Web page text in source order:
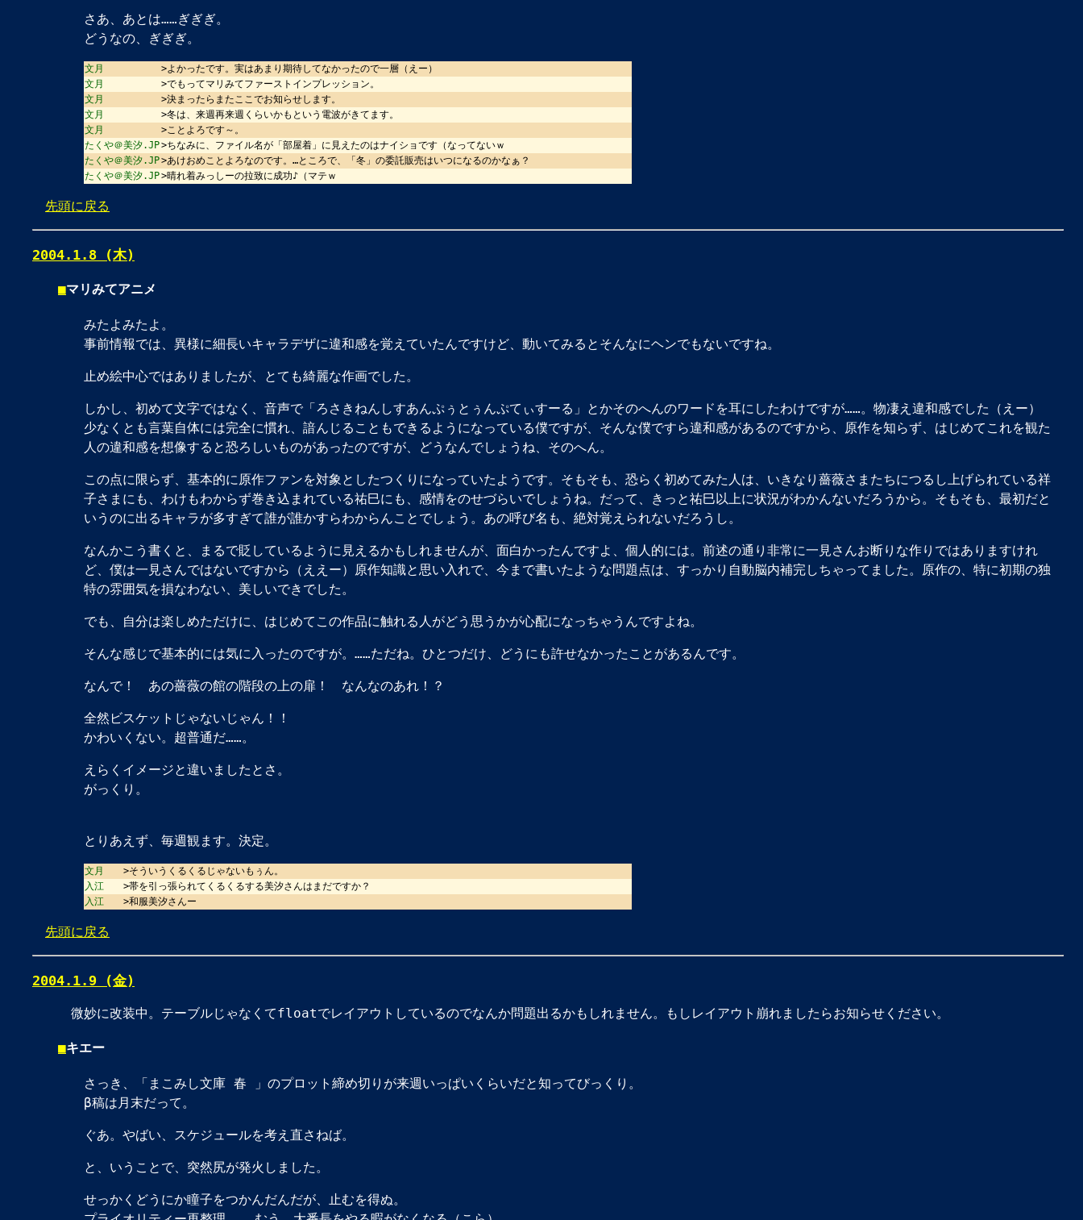
さあ、あとは……ぎぎぎ。
どうなの、ぎぎぎ。
文月
>よかったです。実はあまり期待してなかったので一層（えー）
文月
>でもってマリみてファーストインプレッション。
文月
>決まったらまたここでお知らせします。
文月
>冬は、来週再来週くらいかもという電波がきてます。
文月
>ことよろです～。
たくや＠美汐.JP>ちなみに、ファイル名が「部屋着」に見えたのはナイショです（なってないｗ
たくや＠美汐.JP>あけおめことよろなのです。…ところで、「冬」の委託販売はいつになるのかなぁ？
たくや＠美汐.JP>晴れ着みっしーの拉致に成功♪（マテｗ
先頭に戻る
2004.1.8 (木)
■マリみてアニメ
みたよみたよ。
事前情報では、異様に細長いキャラデザに違和感を覚えていたんですけど、動いてみるとそんなにヘンでもないですね。
止め絵中心ではありましたが、とても綺麗な作画でした。
しかし、初めて文字ではなく、音声で「ろさきねんしすあんぷぅとぅんぷてぃすーる」とかそのへんのワードを耳にしたわけですが……。物凄え違和感でした（えー）
少なくとも言葉自体には完全に慣れ、諳んじることもできるようになっている僕ですが、そんな僕ですら違和感があるのですから、原作を知らず、はじめてこれを観た
人の違和感を想像すると恐ろしいものがあったのですが、どうなんでしょうね、そのへん。
この点に限らず、基本的に原作ファンを対象としたつくりになっていたようです。そもそも、恐らく初めてみた人は、いきなり薔薇さまたちにつるし上げられている祥
子さまにも、わけもわからず巻き込まれている祐巳にも、感情をのせづらいでしょうね。だって、きっと祐巳以上に状況がわかんないだろうから。そもそも、最初だと
いうのに出るキャラが多すぎて誰が誰かすらわからんことでしょう。あの呼び名も、絶対覚えられないだろうし。
なんかこう書くと、まるで貶しているように見えるかもしれませんが、面白かったんですよ、個人的には。前述の通り非常に一見さんお断りな作りではありますけれ
ど、僕は一見さんではないですから（ええー）原作知識と思い入れで、今まで書いたような問題点は、すっかり自動脳内補完しちゃってました。原作の、特に初期の独
特の雰囲気を損なわない、美しいできでした。
でも、自分は楽しめただけに、はじめてこの作品に触れる人がどう思うかが心配になっちゃうんですよね。
そんな感じで基本的には気に入ったのですが。……ただね。ひとつだけ、どうにも許せなかったことがあるんです。
なんで！ あの薔薇の館の階段の上の扉！ なんなのあれ！？
全然ビスケットじゃないじゃん！！
かわいくない。超普通だ……。
えらくイメージと違いましたとさ。
がっくり。
とりあえず、毎週観ます。決定。
文月
>そういうくるくるじゃないもぅん。
入江
>帯を引っ張られてくるくるする美汐さんはまだですか？
入江
>和服美汐さんー
先頭に戻る
2004.1.9 (金)
微妙に改装中。テーブルじゃなくてfloatでレイアウトしているのでなんか問題出るかもしれません。もしレイアウト崩れましたらお知らせください。
■キエー
さっき、「まこみし文庫 春 」のプロット締め切りが来週いっぱいくらいだと知ってびっくり。
β稿は月末だって。
ぐあ。やばい、スケジュールを考え直さねば。
と、いうことで、突然尻が発火しました。
せっかくどうにか瞳子をつかんだんだが、止むを得ぬ。